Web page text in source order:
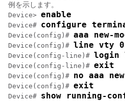
例を示します。
Device> enable
Device# configure
Device(config)# aaa new-
Device(config)# line vty 0
Device(config-line)# login
Device(config-line)# exit
Device(config)# no aaa
Device(config)# exit
Device# show running-